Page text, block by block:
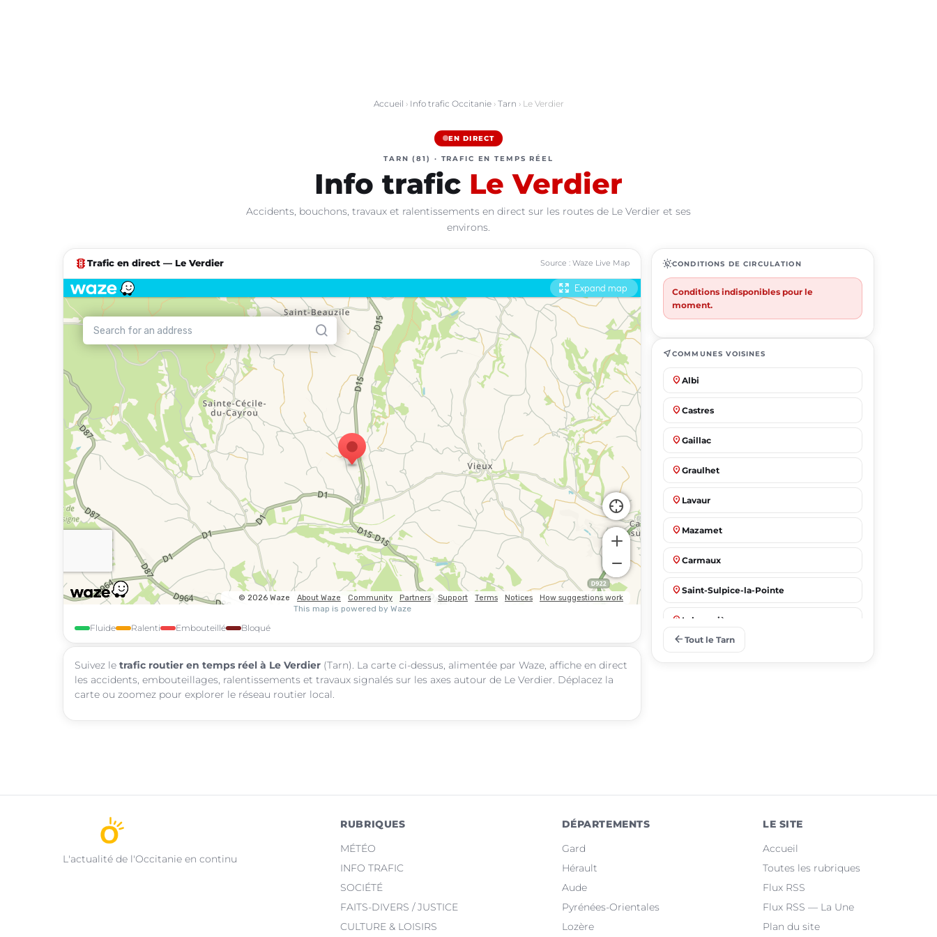
Accueil › Info trafic Occitanie› Tarn › Le Verdier
EN DIRECT
TARN (81) · TRAFIC EN TEMPS RÉEL
Info trafic Le Verdier
Accidents, bouchons, travaux et ralentissements en direct sur les routes de Le Verdier et ses
environs.
traffic Trafic en direct — Le Verdier Source : Waze Live Map
Fluide Ralenti Embouteillé Bloqué
Suivez le trafic routier en temps réel à Le Verdier (Tarn). La carte ci-dessus, alimentée par Waze, affiche en direct
les accidents, embouteillages, ralentissements et travaux signalés sur les axes autour de Le Verdier. Déplacez la
carte ou zoomez pour explorer le réseau routier local.
routineCONDITIONS DE CIRCULATION
Conditions indisponibles pour le
moment.
near_meCOMMUNES VOISINES
place Albi
place Castres
place Gaillac
place Graulhet
place Lavaur
place Mazamet
place Carmaux
place Saint-Sulpice-la-Pointe
place Labruguière
arrow_back Tout le Tarn
L'actualité de l'Occitanie en continu
RUBRIQUES
MÉTÉO
INFO TRAFIC
SOCIÉTÉ
FAITS-DIVERS / JUSTICE
CULTURE & LOISIRS
DÉPARTEMENTS
Gard
Hérault
Aude
Pyrénées-Orientales
Lozère
LE SITE
Accueil
Toutes les rubriques
Flux RSS
Flux RSS — La Une
Plan du site